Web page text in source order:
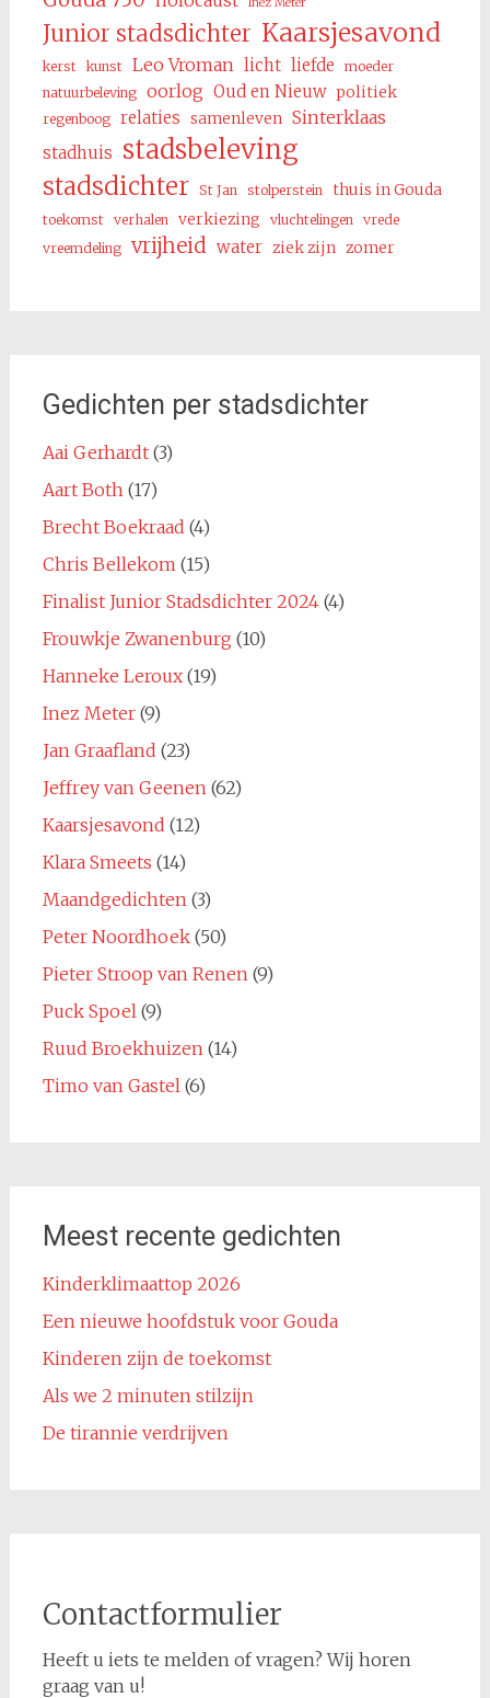
Junior stadsdichter Kaarsjesavond
kerst kunst Leo Vroman licht liefde
moeder
natuurbeleving
oorlog Oud en Nieuw politiek
regenboog relaties samenleven Sinterklaas
stadhuis stadsbeleving
stadsdichter St Jan stolperstein thuis in Gouda
toekomst verhalen verkiezing vluchtelingen
vrede
vreemdeling
vrijheid water ziek zijn zomer
Gedichten per stadsdichter
Aai Gerhardt(3)
Aart Both (17)
Brecht Boekraad (4)
Chris Bellekom (15)
Finalist Junior Stadsdichter 2024(4)
Frouwkje Zwanenburg (10)
Hanneke Leroux(19)
Inez Meter(9)
Jan Graafland (23)
Jeffrey van Geenen (62)
Kaarsjesavond (12)
Klara Smeets (14)
Maandgedichten (3)
Peter Noordhoek(50)
Pieter Stroop van Renen (9)
Puck Spoel (9)
Ruud Broekhuizen (14)
Timo van Gastel (6)
Meest recente gedichten
Kinderklimaattop 2026
Een nieuwe hoofdstuk voor Gouda
Kinderen zijn de toekomst
Als we 2 minuten stilzijn
De tirannie verdrijven
Contactformulier
Heeft u iets te melden of vragen? Wij horen
graag van u!